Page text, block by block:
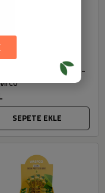
Protein Bar (40gr) -
SEPETE EKLE